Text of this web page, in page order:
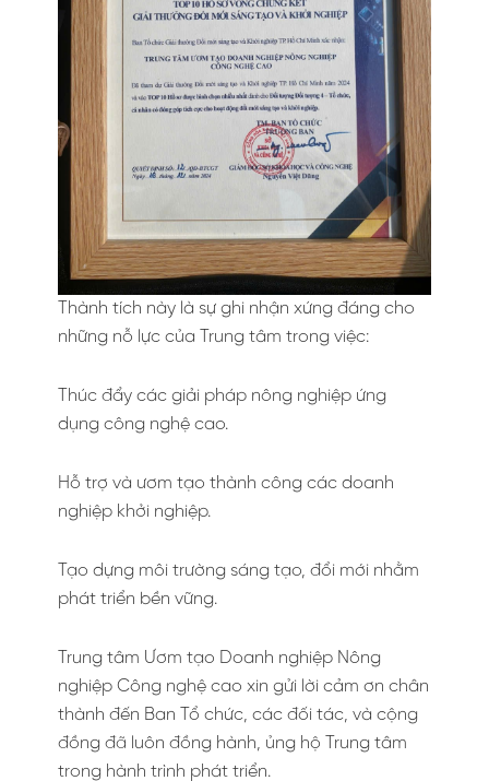
Thành tích này là sự ghi nhận xứng đáng cho
những nỗ lực của Trung tâm trong việc:
Thúc đẩy các giải pháp nông nghiệp ứng
dụng công nghệ cao.
Hỗ trợ và ươm tạo thành công các doanh
nghiệp khởi nghiệp.
Tạo dựng môi trường sáng tạo, đổi mới nhằm
phát triển bền vững.
Trung tâm Ươm tạo Doanh nghiệp Nông
nghiệp Công nghệ cao xin gửi lời cảm ơn chân
thành đến Ban Tổ chức, các đối tác, và cộng
đồng đã luôn đồng hành, ủng hộ Trung tâm
trong hành trình phát triển.